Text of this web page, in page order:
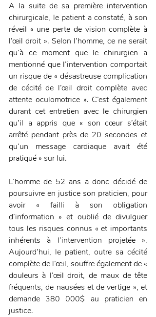
A la suite de sa première intervention
chirurgicale, le patient a constaté, à son
réveil « une perte de vision complète à
l’œil droit ». Selon l’homme, ce ne serait
qu’à ce moment que le chirurgien a
mentionné que l’intervention comportait
un risque de « désastreuse complication
de cécité de l’œil droit complète avec
attente oculomotrice ». C’est également
durant cet entretien avec le chirurgien
qu’il a appris que « son cœur s’était
arrêté pendant près de 20 secondes et
qu’un message cardiaque avait été
pratiqué » sur lui.
L’homme de 52 ans a donc décidé de
poursuivre en justice son praticien, pour
avoir « failli à son obligation
d’information » et oublié de divulguer
tous les risques connus « et importants
inhérents à l’intervention projetée ».
Aujourd’hui, le patient, outre sa cécité
complète de l’œil, souffre également de «
douleurs à l’œil droit, de maux de tête
fréquents, de nausées et de vertige », et
demande 380 000$ au praticien en
justice.